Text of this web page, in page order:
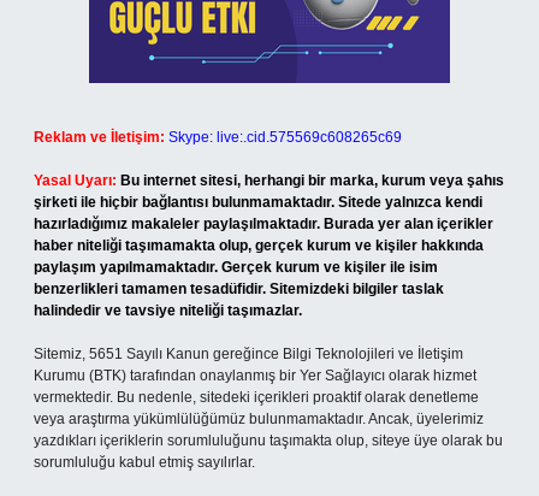
Reklam ve İletişim: Skype: live:.cid.575569c608265c69
Yasal Uyarı: Bu internet sitesi, herhangi bir marka, kurum veya şahıs
şirketi ile hiçbir bağlantısı bulunmamaktadır. Sitede yalnızca kendi
hazırladığımız makaleler paylaşılmaktadır. Burada yer alan içerikler
haber niteliği taşımamakta olup, gerçek kurum ve kişiler hakkında
paylaşım yapılmamaktadır. Gerçek kurum ve kişiler ile isim
benzerlikleri tamamen tesadüfidir. Sitemizdeki bilgiler taslak
halindedir ve tavsiye niteliği taşımazlar.
Sitemiz, 5651 Sayılı Kanun gereğince Bilgi Teknolojileri ve İletişim
Kurumu (BTK) tarafından onaylanmış bir Yer Sağlayıcı olarak hizmet
vermektedir. Bu nedenle, sitedeki içerikleri proaktif olarak denetleme
veya araştırma yükümlülüğümüz bulunmamaktadır. Ancak, üyelerimiz
yazdıkları içeriklerin sorumluluğunu taşımakta olup, siteye üye olarak bu
sorumluluğu kabul etmiş sayılırlar.